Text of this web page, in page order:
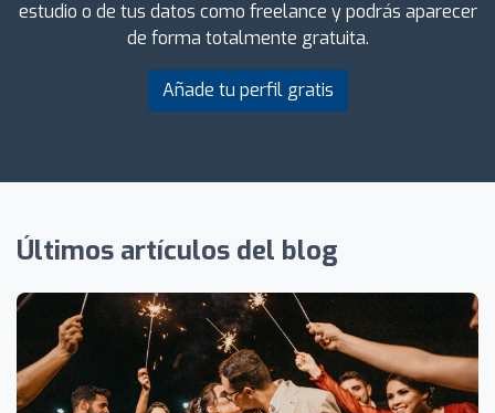
estudio o de tus datos como freelance y podrás aparecer
de forma totalmente gratuita.
Añade tu perfil gratis
Últimos artículos del blog